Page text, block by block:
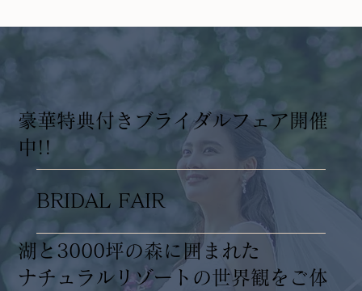
​豪華特典付きブライダルフェア開催
中!!
BRIDAL FAIR
湖と3000坪の森に囲まれた
ナチュラルリゾートの世界観をご体